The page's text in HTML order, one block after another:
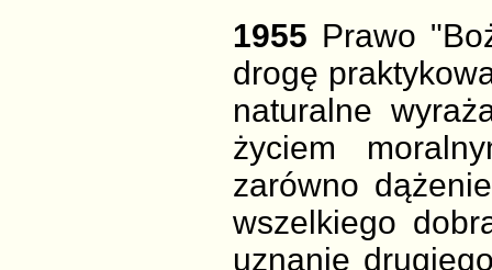
1955 Prawo
drogę
naturalne
życiem
zarówno
wszelkiego
uznanie